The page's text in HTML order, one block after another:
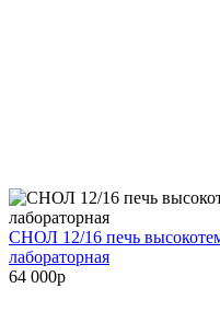
СНОЛ 12/16 печь
лабораторная
64 000p